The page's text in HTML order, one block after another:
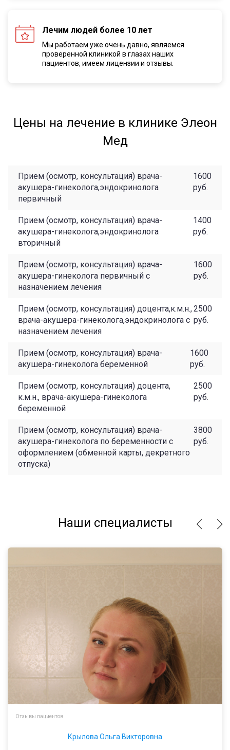
Лечим людей более 10 лет
Мы работаем уже очень давно, являемся
проверенной клиникой в глазах наших
пациентов, имеем лицензии и отзывы.
Цены на лечение в клинике Элеон
Мед
Прием (осмотр, консультация) врача-
акушера-гинеколога,эндокринолога
первичный
1600
руб.
Прием (осмотр, консультация) врача-
акушера-гинеколога,эндокринолога
вторичный
1400
руб.
Прием (осмотр, консультация) врача-
акушера-гинеколога первичный с
назначением лечения
1600
руб.
Прием (осмотр, консультация) доцента,к.м.н.,
врача-акушера-гинеколога,эндокринолога с
назначением лечения
2500
руб.
Прием (осмотр, консультация) врача-
акушера-гинеколога беременной
1600
руб.
Прием (осмотр, консультация) доцента,
к.м.н., врача-акушера-гинеколога
беременной
2500
руб.
Прием (осмотр, консультация) врача-
акушера-гинеколога по беременности с
оформлением (обменной карты, декретного
отпуска)
3800
руб.
Наши специалисты
Отзывы пациентов
Крылова Ольга Викторовна